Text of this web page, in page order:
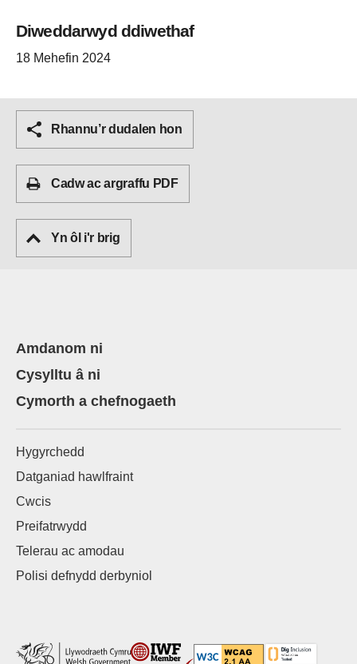
Diweddarwyd ddiwethaf
18 Mehefin 2024
Rhannu’r dudalen hon
Cadw ac argraffu PDF
Yn ôl i'r brig
Amdanom ni
Cysylltu â ni
Cymorth a chefnogaeth
Hygyrchedd
Datganiad hawlfraint
Cwcis
Preifatrwydd
Telerau ac amodau
Polisi defnydd derbyniol